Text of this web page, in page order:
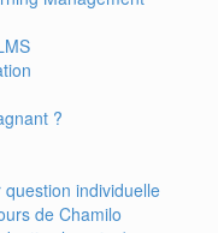
?
individuelle
de Chamilo